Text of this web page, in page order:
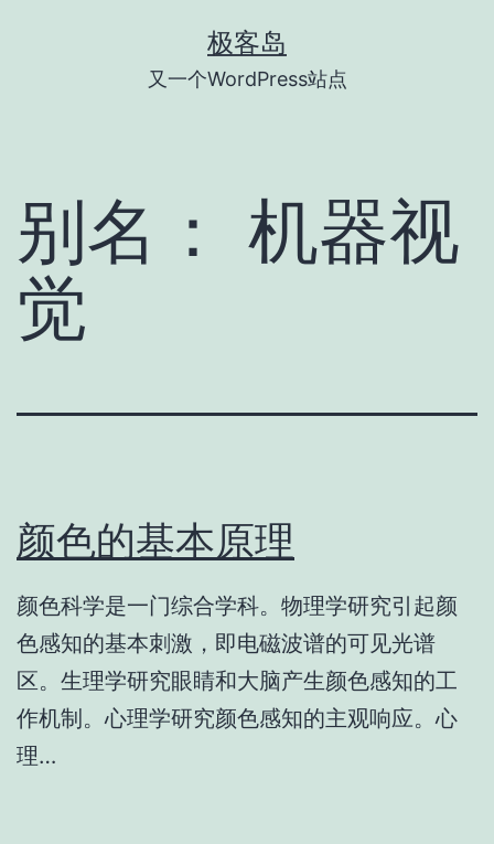
极客岛
又一个WordPress站点
别名： 机器视
觉
颜色的基本原理
颜色科学是一门综合学科。物理学研究引起颜
色感知的基本刺激，即电磁波谱的可见光谱
区。生理学研究眼睛和大脑产生颜色感知的工
作机制。心理学研究颜色感知的主观响应。心
理…